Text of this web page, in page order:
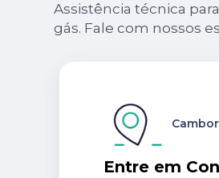
Assistência técnica
gás. Fale com nossos
Entre em